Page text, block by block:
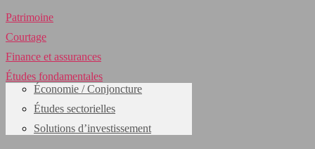
Patrimoine
Courtage
Finance et assurances
Études fondamentales
Économie / Conjoncture
Études sectorielles
Solutions d’investissement